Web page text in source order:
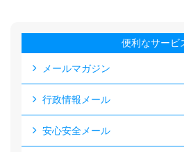
便利なサービ
メールマガジン
行政情報メール
安心安全メール